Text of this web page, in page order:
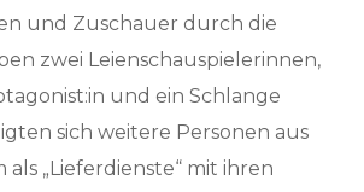
und Zuschauer durch die
zwei Leienschauspielerinnen,
und ein Schlange
sich weitere Personen aus
„Lieferdienste“ mit ihren